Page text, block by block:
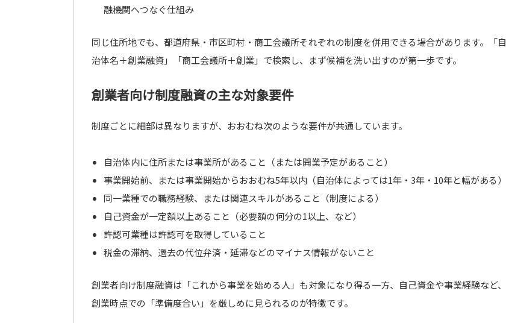
融機関へつなぐ仕組み
同じ住所地でも、都道府県・市区町村・商工会議所それぞれの制度を併用できる場合があります。「自
治体名＋創業融資」「商工会議所＋創業」で検索し、まず候補を洗い出すのが第一歩です。
創業者向け制度融資の主な対象要件
制度ごとに細部は異なりますが、おおむね次のような要件が共通しています。
自治体内に住所または事業所があること（または開業予定があること）
事業開始前、または事業開始からおおむね5年以内（自治体によっては1年・3年・10年と幅がある）
同一業種での職務経験、または関連スキルがあること（制度による）
自己資金が一定額以上あること（必要額の何分の1以上、など）
許認可業種は許認可を取得していること
税金の滞納、過去の代位弁済・延滞などのマイナス情報がないこと
創業者向け制度融資は「これから事業を始める人」も対象になり得る一方、自己資金や事業経験など、
創業時点での「準備度合い」を厳しめに見られるのが特徴です。